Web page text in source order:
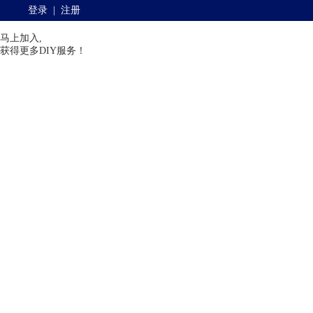
登录 注册
马上加入,
获得更多DIY服务！